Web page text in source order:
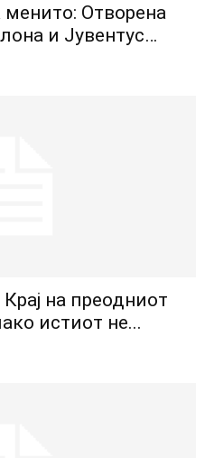
менито: Отворена
и Јувентус…
на преодниот
истиот не...